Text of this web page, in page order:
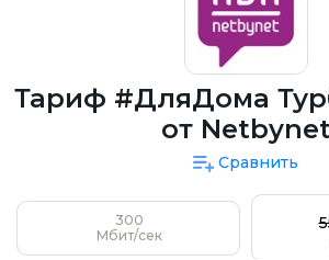
Тариф #ДляДома
от
Сравнить
300
Мбит/сек